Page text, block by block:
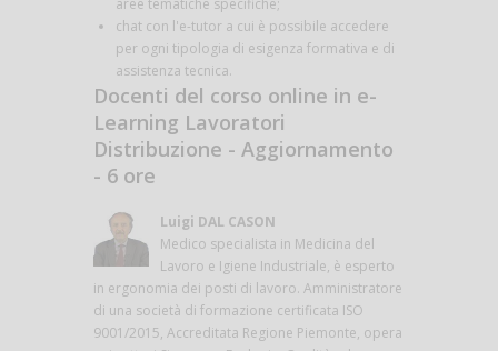
aree tematiche specifiche;
chat con l'e-tutor a cui è possibile accedere
per ogni tipologia di esigenza formativa e di
assistenza tecnica.
Docenti del corso online in e-
Learning Lavoratori
Distribuzione - Aggiornamento
- 6 ore
Luigi DAL CASON
Medico specialista in Medicina del
Lavoro e Igiene Industriale, è esperto
in ergonomia dei posti di lavoro. Amministratore
di una società di formazione certificata ISO
9001/2015, Accreditata Regione Piemonte, opera